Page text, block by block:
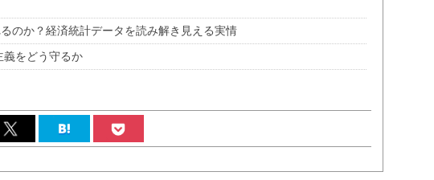
のか？経済統計データを読み解き見える実情
義をどう守るか